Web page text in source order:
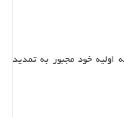
اولیه خود مجبور به تمدید